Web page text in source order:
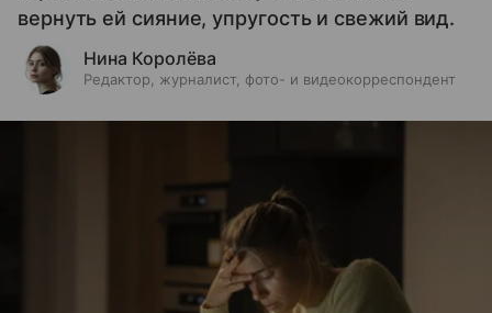
вернуть ей сияние, упругость и свежий вид.
Нина Королёва
Редактор, журналист, фото- и видеокорреспондент